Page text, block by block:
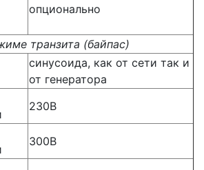
опционально
транзита (байпас)
синусоида, как от сети так и
от генератора
230В
300В